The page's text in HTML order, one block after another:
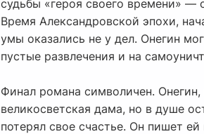
судьбы «героя своего времени» —
Время Александровской эпохи,
умы оказались не у дел. Онегин
пустые развлечения и на
Финал романа символичен.
великосветская дама, но в душе
потерял свое счастье. Он пишет